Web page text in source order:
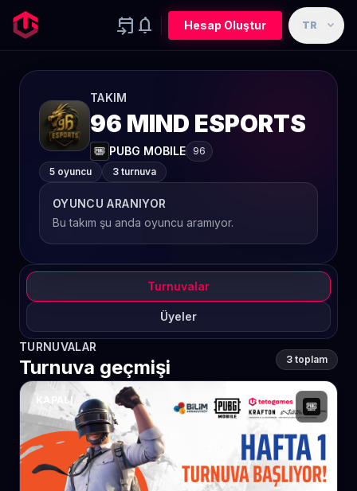
event_upcoming notifications Hesap Oluştur TR expand_more
TAKIM
96 MIND ESPORTS
PUBG MOBILE
96
5 oyuncu
3 turnuva
OYUNCU ARANIYOR
Bu takım şu anda oyuncu aramıyor.
Turnuvalar
Üyeler
TURNUVALAR
Turnuva geçmişi 3 toplam
KAPALI